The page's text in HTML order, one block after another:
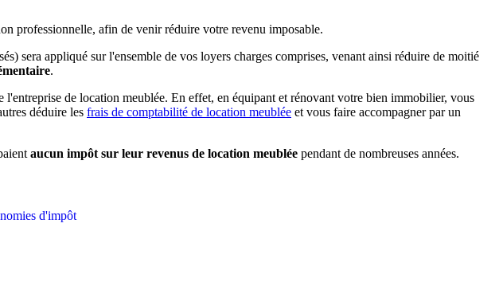
professionnelle, afin de venir réduire votre revenu imposable.
sera appliqué sur l'ensemble de vos loyers charges comprises, venant ainsi réduire de moitié
.
l'entreprise de location meublée. En effet, en équipant et rénovant votre bien immobilier, vous
déduire les frais de comptabilité de location meublée et vous faire accompagner par un
aucun impôt sur leur revenus de location meublée pendant de nombreuses années.
d'impôt